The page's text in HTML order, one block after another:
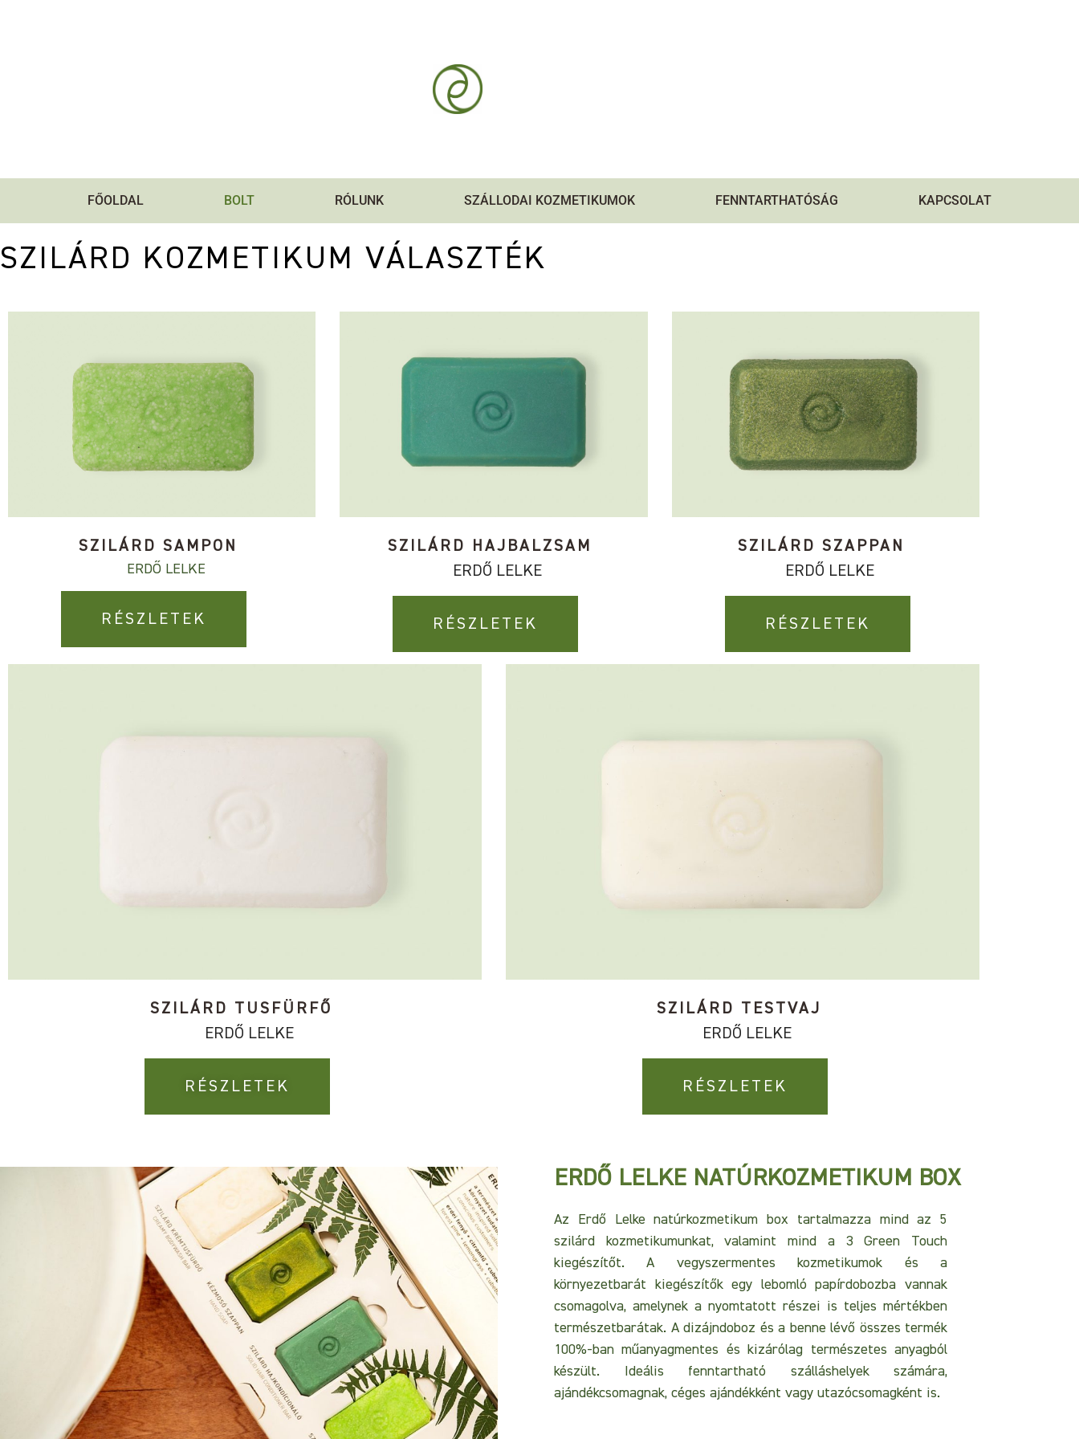
FŐOLDAL BOLT RÓLUNK SZÁLLODAI KOZMETIKUMOK FENNTARTHATÓSÁG KAPCSOLAT
SZILÁRD KOZMETIKUM VÁLASZTÉK
SZILÁRD SAMPON
ERDŐ LELKE
RÉSZLETEK
SZILÁRD HAJBALZSAM
ERDŐ LELKE
RÉSZLETEK
SZILÁRD SZAPPAN
ERDŐ LELKE
RÉSZLETEK
SZILÁRD TUSFÜRFŐ
ERDŐ LELKE
RÉSZLETEK
SZILÁRD TESTVAJ
ERDŐ LELKE
RÉSZLETEK
ERDŐ LELKE NATÚRKOZMETIKUM BOX
Az Erdő Lelke natúrkozmetikum box tartalmazza mind az 5
szilárd kozmetikumunkat, valamint mind a 3 Green Touch
kiegészítőt. A vegyszermentes kozmetikumok és a
környezetbarát kiegészítők egy lebomló papírdobozba vannak
csomagolva, amelynek a nyomtatott részei is teljes mértékben
természetbarátak. A dizájndoboz és a benne lévő összes termék
100%-ban műanyagmentes és kizárólag természetes anyagból
készült. Ideális fenntartható szálláshelyek számára,
ajándékcsomagnak, céges ajándékként vagy utazócsomagként is.